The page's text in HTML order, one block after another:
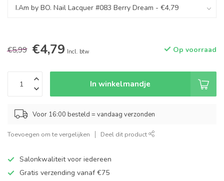
€5,99 €4,79 Incl. btw Op voorraad
In winkelmandje
Voor 16:00 besteld = vandaag verzonden
Toevoegen om te vergelijken Deel dit product
Salonkwaliteit voor iedereen
Gratis verzending vanaf €75